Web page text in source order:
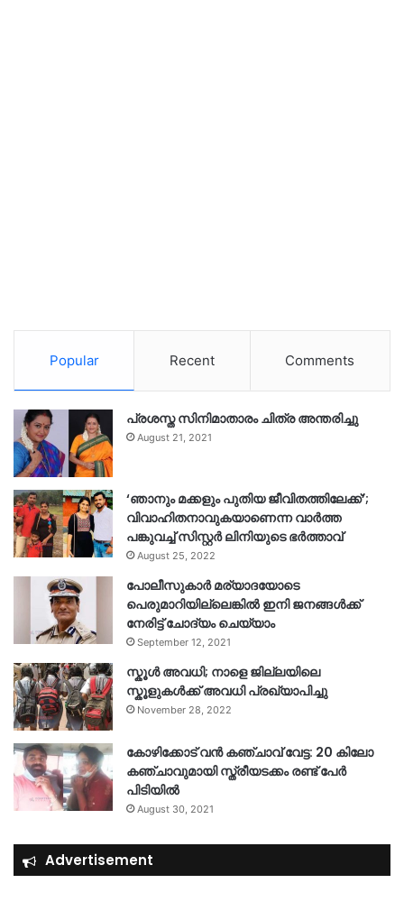
Popular Recent Comments
പ്രശസ്ത സിനിമാതാരം ചിത്ര അന്തരിച്ചു
August 21, 2021
‘ഞാനും മക്കളും പുതിയ ജീവിതത്തിലേക്ക്’;
വിവാഹിതനാവുകയാണെന്ന വാർത്ത
പങ്കുവച്ച് സിസ്റ്റർ ലിനിയുടെ ഭർത്താവ്
August 25, 2022
പോലീസുകാര്‍ മര്യാദയോടെ
പെരുമാറിയില്ലെങ്കില്‍ ഇനി ജനങ്ങള്‍ക്ക്
നേരിട്ട് ചോദ്യം ചെയ്യാം
September 12, 2021
സ്കൂൾ അവധി; നാളെ ജില്ലയിലെ
സ്കൂളുകൾക്ക് അവധി പ്രഖ്യാപിച്ചു
November 28, 2022
കോഴിക്കോട് വൻ കഞ്ചാവ് വേട്ട: 20 കിലോ
കഞ്ചാവുമായി സ്ത്രീയടക്കം രണ്ട് പേർ
പിടിയിൽ
August 30, 2021
Advertisement